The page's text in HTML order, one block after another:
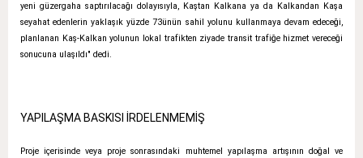
yeni güzergaha saptırılacağı dolayısıyla, Kaştan Kalkana ya da Kalkandan Kaşa
seyahat edenlerin yaklaşık yüzde 73ünün sahil yolunu kullanmaya devam edeceği,
planlanan Kaş-Kalkan yolunun lokal trafikten ziyade transit trafiğe hizmet vereceği
sonucuna ulaşıldı" dedi.
YAPILAŞMA BASKISI İRDELENMEMİŞ
Proje içerisinde veya proje sonrasındaki muhtemel yapılaşma artışının doğal ve